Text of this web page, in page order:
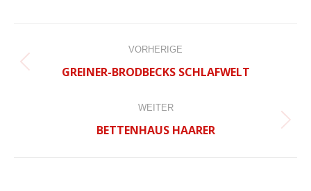
VORHERIGE
Vorheriger
Beitrag:
GREINER-BRODBECKS SCHLAFWELT
WEITER
Nächster
Beitrag:
BETTENHAUS HAARER